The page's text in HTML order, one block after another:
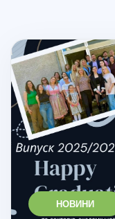
НОВИНИ